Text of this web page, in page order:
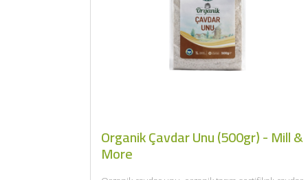
Organik Çavdar Unu (500gr) - Mill &
More